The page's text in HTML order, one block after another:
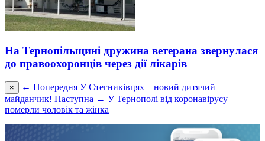
На Тернопільщині дружина ветерана звернулася
до правоохоронців через дії лікарів
× ← Попередня У Стегниківцях – новий дитячий
майданчик! Наступна → У Тернополі від коронавірусу
померли чоловік та жінка